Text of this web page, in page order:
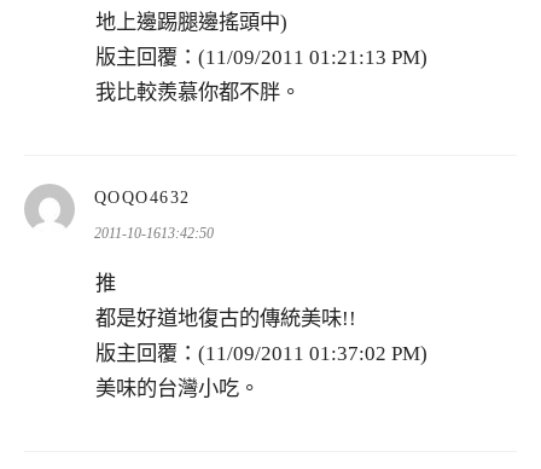
地上邊踢腿邊搖頭中)
版主回覆：(11/09/2011 01:21:13 PM)
我比較羨慕你都不胖。
QOQO4632
示:
2011-10-1613:42:50
推
都是好道地復古的傳統美味!!
版主回覆：(11/09/2011 01:37:02 PM)
美味的台灣小吃。